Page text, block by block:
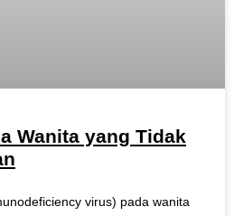
Wanita yang Tidak
virus) pada wanita